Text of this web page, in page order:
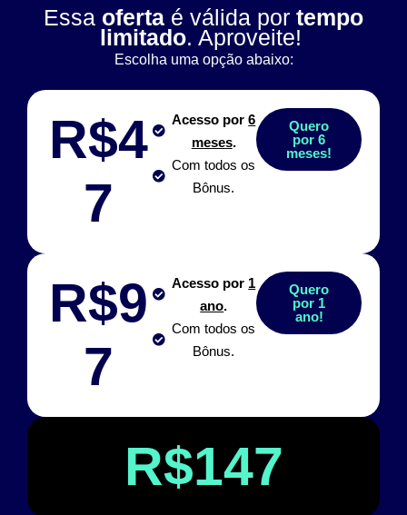
Essa oferta é válida por tempo
limitado. Aproveite!
Escolha uma opção abaixo:
R$4
7
Acesso por6
meses.
Com todos os
Bônus.
Quero
por 6
meses!
R$9
7
Acesso por 1
ano.
Com todos os
Bônus.
Quero
por 1
ano!
R$147